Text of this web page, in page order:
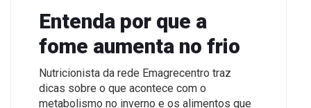
Entenda por que a
fome aumenta no frio
Nutricionista da rede Emagrecentro traz
dicas sobre o que acontece com o
metabolismo no inverno e os alimentos que